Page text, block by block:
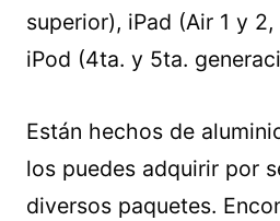
superior), iPad (Air 1 y
iPod (4ta. y 5ta.
Están hechos de
los puedes adquirir por
diversos paquetes.